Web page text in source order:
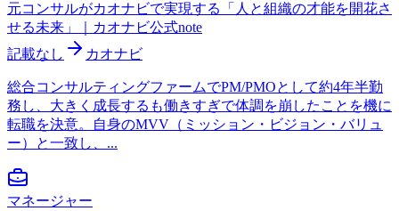
元コンサルがカオナビで実現する「人と組織の才能を開花さ
せる未来」｜カオナビ公式note
記載なし
カオナビ
総合コンサルティングファームでPM/PMOとして約4年半勤
務し、大きく成長するも働きすぎで体調を崩したことを機に
転職を決意。自身のMVV（ミッション・ビジョン・バリュ
ー）と一致し、...
マネージャー